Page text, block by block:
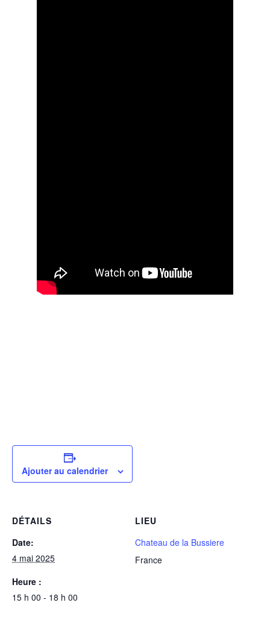
Ajouter au calendrier
DÉTAILS
Date:
4 mai 2025
Heure :
15 h 00 - 18 h 00
LIEU
Chateau de la Bussiere
France